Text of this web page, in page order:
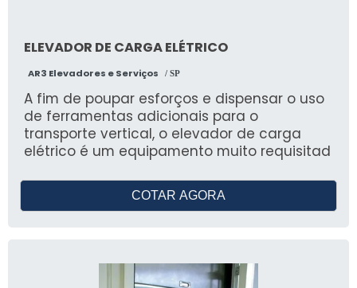
ELEVADOR DE CARGA ELÉTRICO
AR3 Elevadores e Serviços / SP
A fim de poupar esforços e dispensar o uso
de ferramentas adicionais para o
transporte vertical, o elevador de carga
elétrico é um equipamento muito requisitad
COTAR AGORA